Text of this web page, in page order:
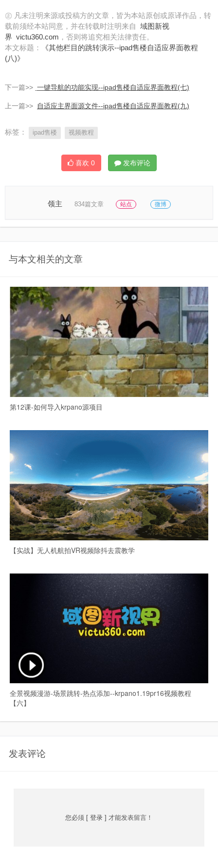
㊣ 凡未注明来源或投稿方的文章，皆为本站原创或原译作品，转
载前须经本站同意，并在转载时注明来自 域图新视
界 victu360.com ，否则将追究相关法律责任。
本文标题：
《其他栏目的跳转演示--ipad售楼自适应界面教程
(八)》
下一篇>> 一键导航的功能实现--ipad售楼自适应界面教程(七)
上一篇>> 自适应主界面源文件--ipad售楼自适应界面教程(九)
标签： ipad售楼 视频教程
喜欢 0 发布评论
领主 834篇文章 站点 微博
与本文相关的文章
第12课-如何导入krpano源项目
【实战】无人机航拍VR视频除抖去震教学
全景视频漫游-场景跳转-热点添加--krpano1.19pr16视频教程
【六】
发表评论
您必须 [ 登录 ] 才能发表留言！